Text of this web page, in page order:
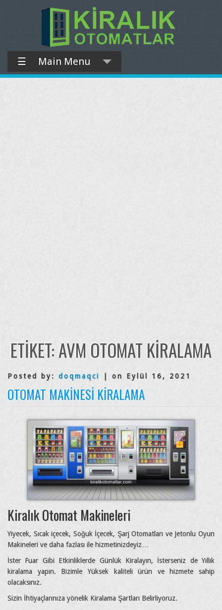
☰ Main Menu
ETIKET:AVM OTOMAT KIRALAMA
Posted by: doqmaqci | on Eylül 16, 2021
OTOMAT MAKINESI KIRALAMA
Kiralık Otomat Makineleri
Yiyecek, Sıcak içecek, Soğuk İçecek, Şarj Otomatları ve Jetonlu Oyun
Makineleri ve daha fazlası ile hizmetinizdeyiz…
İster Fuar Gibi Etkinliklerde Günlük Kiralayın, İsterseniz de Yıllık
kiralama yapın. Bizimle Yüksek kaliteli ürün ve hizmete sahip
olacaksınız.
Sizin İhtiyaçlarınıza yönelik Kiralama Şartları Belirliyoruz.